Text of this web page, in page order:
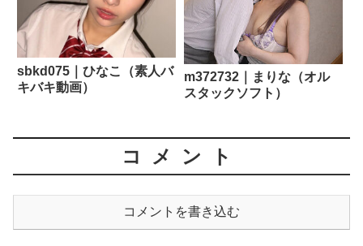
sbkd075｜ひなこ（素人バ
キバキ動画）
m372732｜まりな（オル
スタックソフト）
コメント
コメントを書き込む